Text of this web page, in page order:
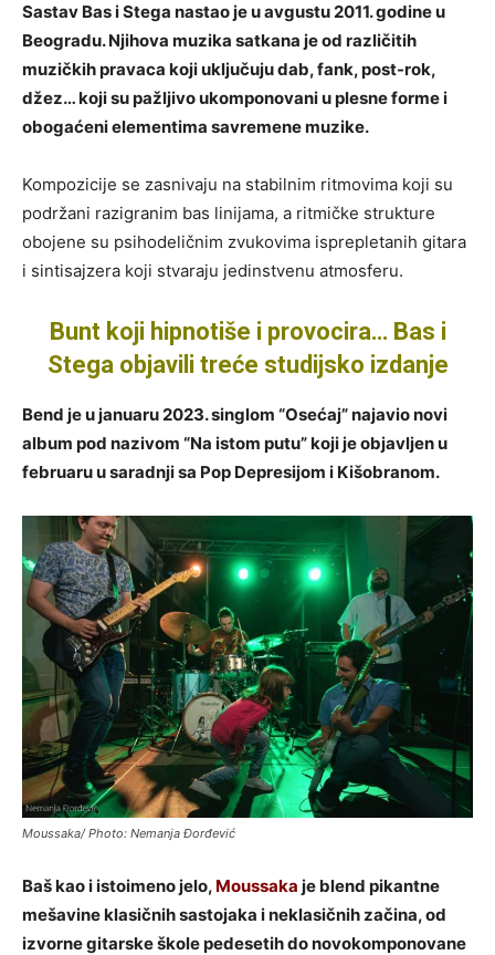
Sastav Bas i Stega nastao je u avgustu 2011. godine u
Beogradu. Njihova muzika satkana je od različitih
muzičkih pravaca koji uključuju dab, fank, post-rok,
džez… koji su pažljivo ukomponovani u plesne forme i
obogaćeni elementima savremene muzike.
Kompozicije se zasnivaju na stabilnim ritmovima koji su
podržani razigranim bas linijama, a ritmičke strukture
obojene su psihodeličnim zvukovima isprepletanih gitara
i sintisajzera koji stvaraju jedinstvenu atmosferu.
Bunt koji hipnotiše i provocira… Bas i
Stega objavili treće studijsko izdanje
Bend je u januaru 2023. singlom “Osećaj” najavio novi
album pod nazivom “Na istom putu” koji je objavljen u
februaru u saradnji sa Pop Depresijom i Kišobranom.
Moussaka/ Photo: Nemanja Đorđević
Baš kao i istoimeno jelo, Moussaka je blend pikantne
mešavine klasičnih sastojaka i neklasičnih začina, od
izvorne gitarske škole pedesetih do novokomponovane